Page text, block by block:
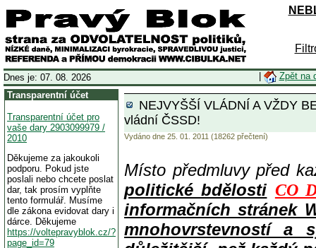
Dnes je: 07. 08. 2026
Zpět na
Transparentní účet
Transparentní účet pro
vaše dary 2903099979 /
2010
Děkujeme za jakoukoli
podporu. Pokud jste
poslali nebo chcete poslat
dar, tak prosím vyplňte
tento formulář. Musíme
dle zákona evidovat dary i
dárce. Děkujeme
https://voltepravyblok.cz/?
page_id=79
NEJVYŠŠÍ VLÁDNÍ A VŽDY
vládní ČSSD!
Vydáno dne 25. 01. 2011 (18262 přečtení)
Místo předmluvy před
politické bdělosti CO
informačních stránek
mnohovrstevností a